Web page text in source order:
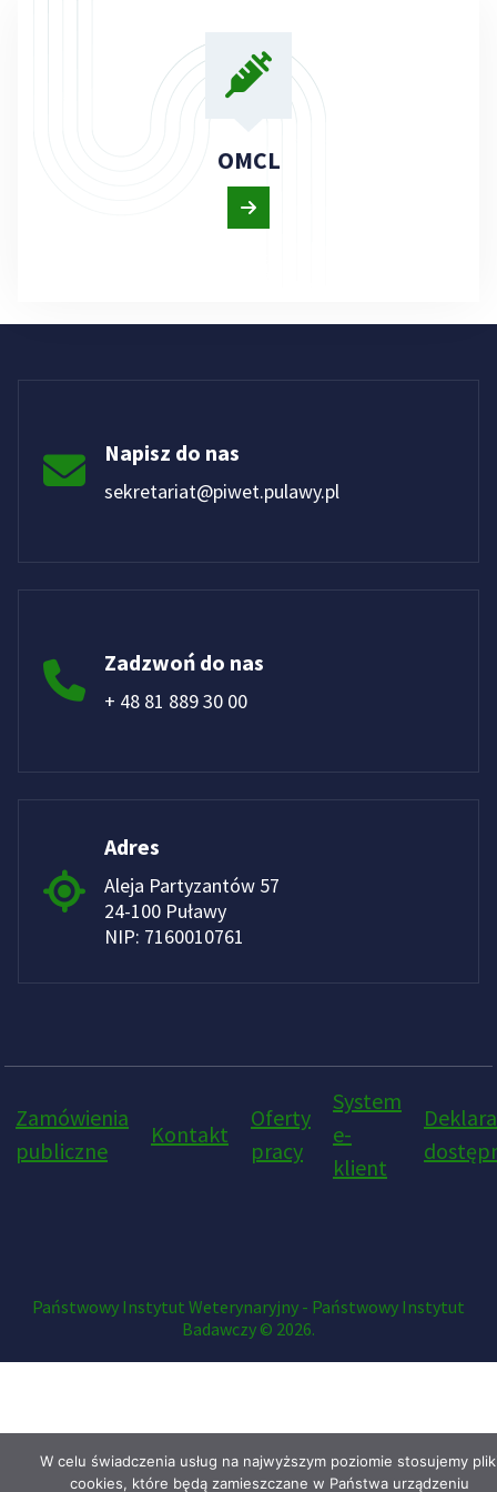
OMCL
Napisz do nas
sekretariat@piwet.pulawy.pl
Zadzwoń do nas
+ 48 81 889 30 00
Adres
Aleja Partyzantów 57
24-100 Puławy
NIP: 7160010761
Zamówienia
publiczne
Kontakt
Oferty
pracy
System
e-
klient
Państwowy Instytut Weterynaryjny - Państwowy Instytut
Badawczy © 2026.
W celu świadczenia usług na najwyższym poziomie stosujemy
cookies, które będą zamieszczane w Państwa urządzeniu